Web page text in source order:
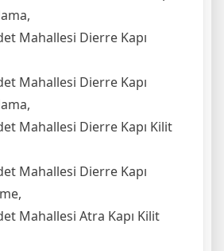
Mahallesi Dierre Kapı
Mahallesi Dierre Kapı
Mahallesi Dierre Kapı Kilit
Mahallesi Dierre Kapı
Mahallesi Atra Kapı Kilit